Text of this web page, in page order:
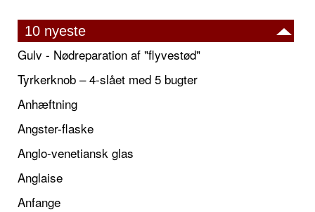
10 nyeste
Gulv - Nødreparation af "flyvestød"
Tyrkerknob – 4-slået med 5 bugter
Anhæftning
Angster-flaske
Anglo-venetiansk glas
Anglaise
Anfange